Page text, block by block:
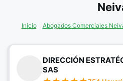
Inicio Abogados Comerciales
DIRECCIÓN
SAS